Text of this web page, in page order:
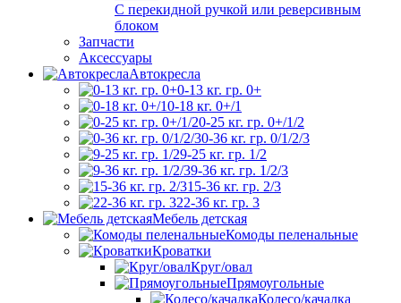
С перекидной ручкой или реверсивным
блоком
Запчасти
Аксессуары
Автокресла
0-13 кг. гр. 0+
0-18 кг. 0+/1
0-25 кг. гр. 0+/1/2
0-36 кг. гр. 0/1/2/3
9-25 кг. гр. 1/2
9-36 кг. гр. 1/2/3
15-36 кг. гр. 2/3
22-36 кг. гр. 3
Мебель детская
Комоды пеленальные
Кроватки
Круг/овал
Прямоугольные
Колесо/качалка